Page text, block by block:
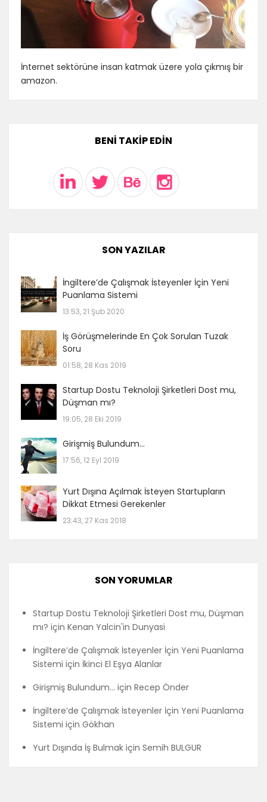
İnternet sektörüne insan katmak üzere yola çıkmış bir
amazon.
BENI TAKIP EDIN
SON YAZILAR
İngiltere’de Çalışmak İsteyenler İçin Yeni
Puanlama Sistemi
13:53, 21 Şub 2020
İş Görüşmelerinde En Çok Sorulan Tuzak
Soru
01:58, 28 Kas 2019
Startup Dostu Teknoloji Şirketleri Dost mu,
Düşman mı?
19:05, 28 Eki 2019
Girişmiş Bulundum…
17:56, 12 Eyl 2019
Yurt Dışına Açılmak İsteyen Startupların
Dikkat Etmesi Gerekenler
23:43, 27 Kas 2018
SON YORUMLAR
Startup Dostu Teknoloji Şirketleri Dost mu, Düşman
mı? için Kenan Yalcin'in Dunyasi
İngiltere’de Çalışmak İsteyenler İçin Yeni Puanlama
Sistemi için İkinci El Eşya Alanlar
Girişmiş Bulundum… için Recep Önder
İngiltere’de Çalışmak İsteyenler İçin Yeni Puanlama
Sistemi için Gökhan
Yurt Dışında İş Bulmak için Semih BULGUR